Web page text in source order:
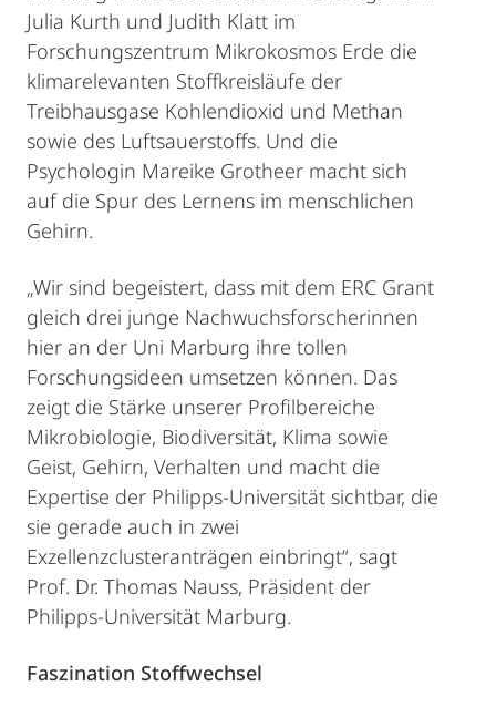
Julia Kurth und Judith Klatt im
Forschungszentrum Mikrokosmos Erde die
klimarelevanten Stoffkreisläufe der
Treibhausgase Kohlendioxid und Methan
sowie des Luftsauerstoffs. Und die
Psychologin Mareike Grotheer macht sich
auf die Spur des Lernens im menschlichen
Gehirn.
„Wir sind begeistert, dass mit dem ERC Grant
gleich drei junge Nachwuchsforscherinnen
hier an der Uni Marburg ihre tollen
Forschungsideen umsetzen können. Das
zeigt die Stärke unserer Profilbereiche
Mikrobiologie, Biodiversität, Klima sowie
Geist, Gehirn, Verhalten und macht die
Expertise der Philipps-Universität sichtbar, die
sie gerade auch in zwei
Exzellenzclusteranträgen einbringt“, sagt
Prof. Dr. Thomas Nauss, Präsident der
Philipps-Universität Marburg.
Faszination Stoffwechsel